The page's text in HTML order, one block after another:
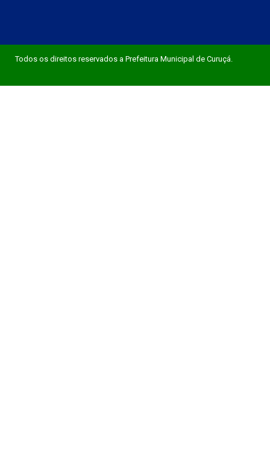
Todos os direitos reservados a Prefeitura Municipal de Curuçá.